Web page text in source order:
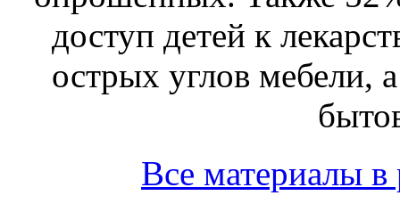
доступ детей к
острых углов мебели,
Все материалы